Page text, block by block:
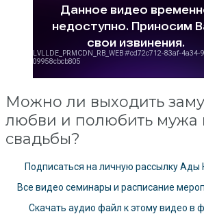
Можно ли выходить
любви и полюбить мужа
свадьбы?
Подписаться на личную рассылку
Все видео семинары и расписание
Скачать аудио файл к этому видео в